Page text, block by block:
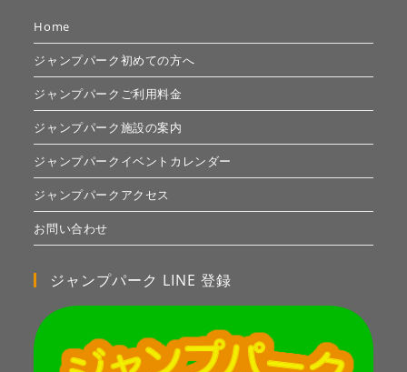
Home
ジャンプパーク初めての方へ
ジャンプパークご利用料金
ジャンプパーク施設の案内
ジャンプパークイベントカレンダー
ジャンプパークアクセス
お問い合わせ
ジャンプパーク LINE 登録